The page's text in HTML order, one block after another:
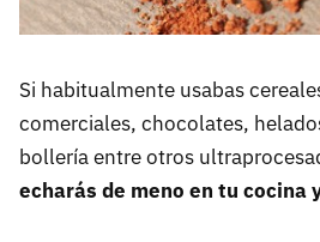
Si habitualmente usabas
comerciales, chocolates,
bollería entre otros
echarás de meno en tu cocina